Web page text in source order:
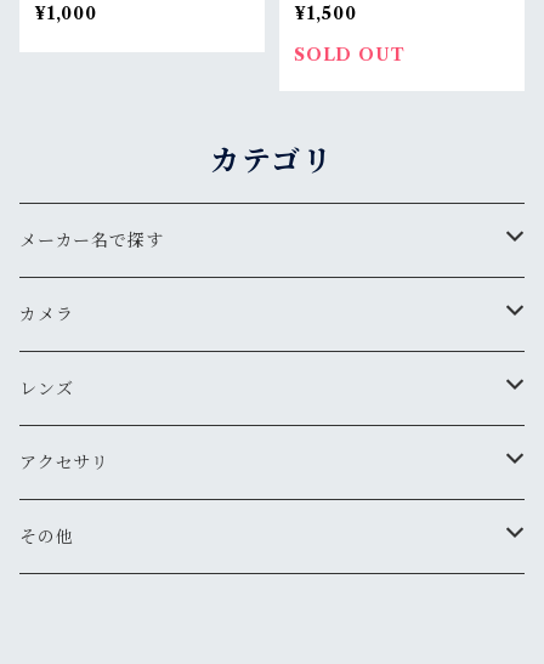
¥1,000
¥1,500
SOLD OUT
カテゴリ
メーカー名で探す
ペンタックス
オリンパス
ニコン
キヤノン
カメラ
用途から探す
気軽にスナップ
マニュアル操作で本格的に
一眼レフ
ペンタックス
レンジファインダー(レンズ交換式)
レンズ
焦点距離から探す
広角
ニコンFマウント
アクセサリ
レンズフード
その他